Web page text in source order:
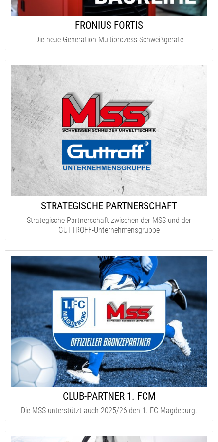
FRONIUS FORTIS
Die neue Generation Multiprozess Schweißgeräte
STRATEGISCHE PARTNERSCHAFT
Strategische Partnerschaft zwischen der MSS und der
GUTTROFF-Unternehmensgruppe
CLUB-PARTNER 1. FCM
Die MSS unterstützt auch 2025/26 den 1. FC Magdeburg.